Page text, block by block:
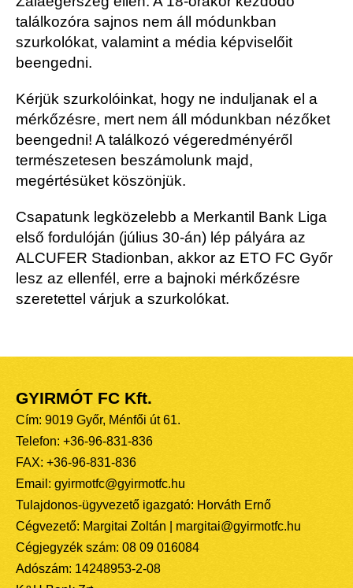
találkozóra sajnos nem áll módunkban
szurkolókat, valamint a média képviselőit
beengedni.
Kérjük szurkolóinkat, hogy ne induljanak el a
mérkőzésre, mert nem áll módunkban nézőket
beengedni! A találkozó végeredményéről
természetesen beszámolunk majd,
megértésüket köszönjük.
Csapatunk legközelebb a Merkantil Bank Liga
első fordulóján (július 30-án) lép pályára az
ALCUFER Stadionban, akkor az ETO FC Győr
lesz az ellenfél, erre a bajnoki mérkőzésre
szeretettel várjuk a szurkolókat.
GYIRMÓT FC Kft.
Cím: 9019 Győr, Ménfői út 61.
Telefon: +36-96-831-836
FAX: +36-96-831-836
Email: gyirmotfc@gyirmotfc.hu
Tulajdonos-ügyvezető igazgató: Horváth Ernő
Cégvezető: Margitai Zoltán | margitai@gyirmotfc.hu
Cégjegyzék szám: 08 09 016084
Adószám: 14248953-2-08